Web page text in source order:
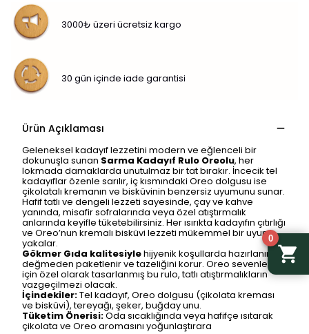
0
3000₺ üzeri ücretsiz kargo
30 gün içinde iade garantisi
Ürün Açıklaması
Geleneksel kadayıf lezzetini modern ve eğlenceli bir
dokunuşla sunan Sarma Kadayıf Rulo Oreolu, her
lokmada damaklarda unutulmaz bir tat bırakır. İncecik tel
kadayıflar özenle sarılır, iç kısmındaki Oreo dolgusu ise
çikolatalı kremanın ve bisküvinin benzersiz uyumunu sunar.
Hafif tatlı ve dengeli lezzeti sayesinde, çay ve kahve
yanında, misafir sofralarında veya özel atıştırmalık
anlarında keyifle tüketebilirsiniz. Her ısırıkta kadayıfın çıtırlığı
ve Oreo’nun kremalı bisküvi lezzeti mükemmel bir uyum
yakalar.
Gökmer Gıda kalitesiylehijyenik koşullarda hazırlanır, el
değmeden paketlenir ve tazeliğini korur. Oreo sevenler
için özel olarak tasarlanmış bu rulo, tatlı atıştırmalıkların
vazgeçilmezi olacak.
İçindekiler:Tel kadayıf, Oreo dolgusu (çikolata kreması
ve bisküvi), tereyağı, şeker, buğday unu.
Tüketim Önerisi:Oda sıcaklığında veya hafifçe ısıtarak
çikolata ve Oreo aromasını yoğunlaştırara